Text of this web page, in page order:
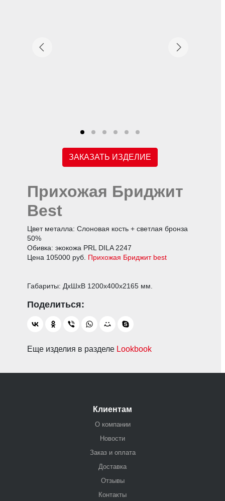
ЗАКАЗАТЬ ИЗДЕЛИЕ
Прихожая Бриджит
Best
Цвет металла: Слоновая кость + светлая бронза
50%
Обивка: экокожа PRL DILA 2247
Цена 105000 руб. Прихожая Бриджит best
Габариты: ДхШхВ 1200х400х2165 мм.
Еще изделия в разделе Lookbook
Клиентам
О компании
Новости
Заказ и оплата
Доставка
Отзывы
Контакты